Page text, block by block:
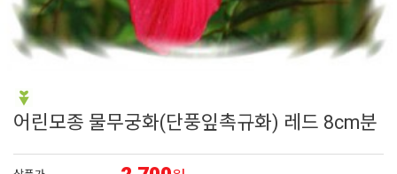
어린모종 물무궁화(단풍잎촉규화) 레드 8cm분